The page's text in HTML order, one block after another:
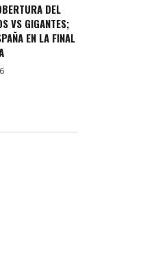
DEL
VS GIGANTES;
EN LA FINAL